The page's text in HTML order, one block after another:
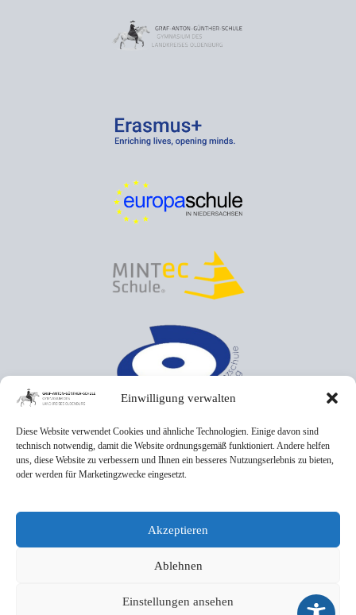
Einwilligung verwalten
Diese Website verwendet Cookies und ähnliche Technologien. Einige davon sind
technisch notwendig, damit die Website ordnungsgemäß funktioniert. Andere helfen
uns, diese Website zu verbessern und Ihnen ein besseres Nutzungserlebnis zu bieten,
oder werden für Marketingzwecke eingesetzt.
Akzeptieren
Ablehnen
Einstellungen ansehen